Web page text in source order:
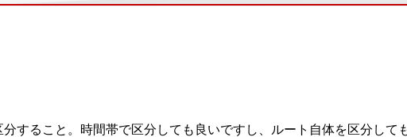
すること。時間帯で区分しても良いですし、ルート自体を区分して